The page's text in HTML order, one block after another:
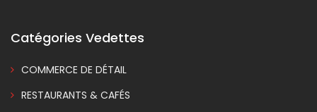
Catégories Vedettes
COMMERCE DE DÉTAIL
RESTAURANTS & CAFÉS